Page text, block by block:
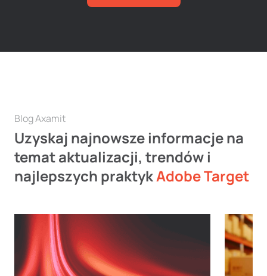
Blog Axamit
Uzyskaj najnowsze informacje na
temat aktualizacji, trendów i
najlepszych praktykAdobe Target